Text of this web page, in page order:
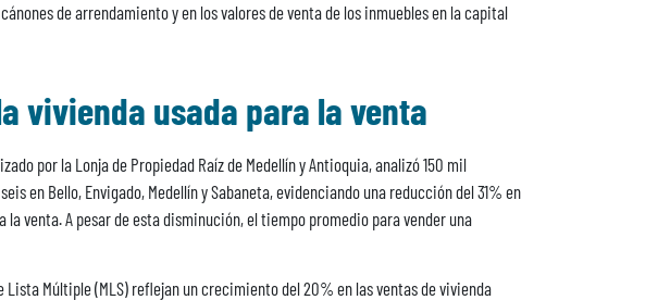
de arrendamiento y en los valores de venta de los inmuebles en la capital
vivienda usada para la venta
por la Lonja de Propiedad Raíz de Medellín y Antioquia, analizó 150 mil
en Bello, Envigado, Medellín y Sabaneta, evidenciando una reducción del 31% en
venta. A pesar de esta disminución, el tiempo promedio para vender una
Lista Múltiple (MLS) reflejan un crecimiento del 20% en las ventas de vivienda